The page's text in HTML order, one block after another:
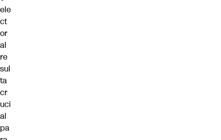
ele
ct
or
al
re
sul
ta
cr
uci
al
pa